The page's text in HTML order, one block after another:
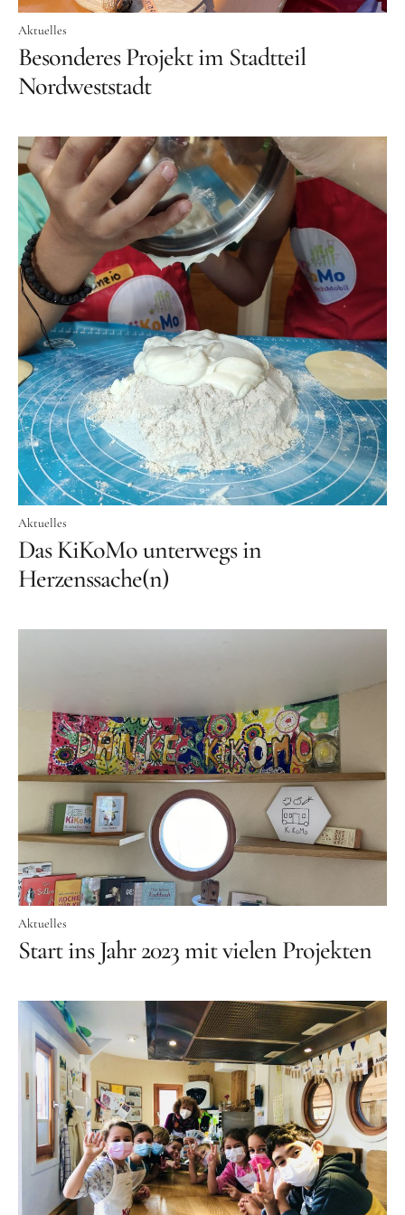
Kontakt
Newsletter
InstagramYouTube
Cookie-
Richtlinie
(EU)
Aktuelles
Besonderes Projekt im Stadtteil
Nordweststadt
Aktuelles
Das KiKoMo unterwegs in
Herzenssache(n)
Aktuelles
Start ins Jahr 2023 mit vielen Projekten